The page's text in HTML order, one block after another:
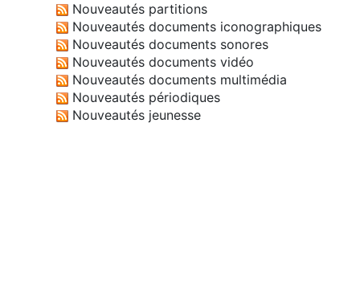
Nouveautés partitions
Nouveautés documents iconographiques
Nouveautés documents sonores
Nouveautés documents vidéo
Nouveautés documents multimédia
Nouveautés périodiques
Nouveautés jeunesse